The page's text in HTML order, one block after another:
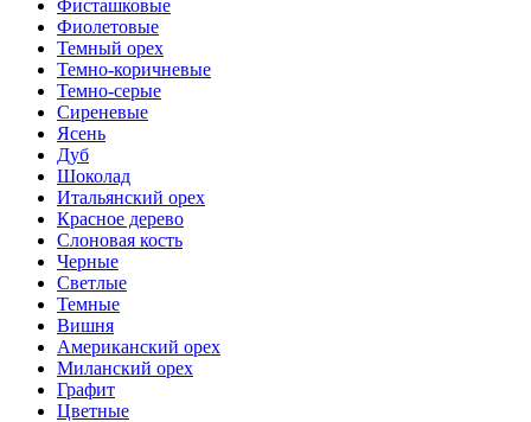
Фисташковые
Фиолетовые
Темный орех
Темно-коричневые
Темно-серые
Сиреневые
Ясень
Дуб
Шоколад
Итальянский орех
Красное дерево
Слоновая кость
Черные
Светлые
Темные
Вишня
Американский орех
Миланский орех
Графит
Цветные